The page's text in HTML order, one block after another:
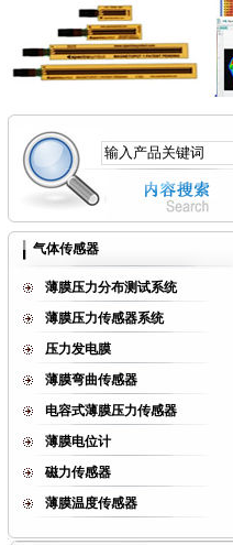
气体传感器
薄膜压力分布测试系统
薄膜压力传感器系统
压力发电膜
薄膜弯曲传感器
电容式薄膜压力传感器
薄膜电位计
磁力传感器
薄膜温度传感器